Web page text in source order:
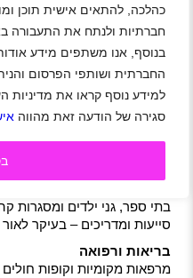
כהלכה, להתאים אישית תוכן
חברתיות ולנתח את התעבורה
בנוסף, אנו משתפים מידע
החברתית ושותפי הפרסום
למידע נוסף קראו את מדיניות
סגירה של הודעה זאת מהווה
למה לעבוד בגן יבנה?
העבודה בגן יבנה מעניקה
קהילתי עם תחושת קרבה בין
לערי תעסוקה מרכזיות כמו
ממערכת חינוך חזקה, חיי
עובדים שמחפשים איזון בין
בתי ספר, גני ילדים ומסגרות
סייעות ומדריכים – בעיקר
בריאות ורפואה
מרפאות מקומיות וקופות